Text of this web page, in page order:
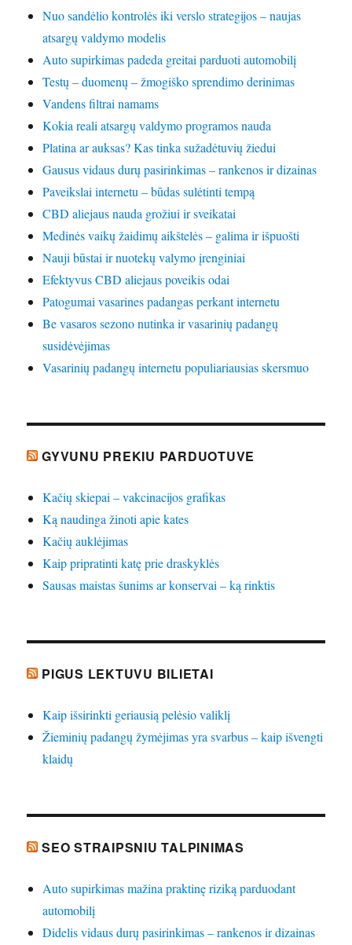
Nuo sandėlio kontrolės iki verslo strategijos – naujas
atsargų valdymo modelis
Auto supirkimas padeda greitai parduoti automobilį
Testų – duomenų – žmogiško sprendimo derinimas
Vandens filtrai namams
Kokia reali atsargų valdymo programos nauda
Platina ar auksas? Kas tinka sužadėtuvių žiedui
Gausus vidaus durų pasirinkimas – rankenos ir dizainas
Paveikslai internetu – būdas sulėtinti tempą
CBD aliejaus nauda grožiui ir sveikatai
Medinės vaikų žaidimų aikštelės – galima ir išpuošti
Nauji būstai ir nuotekų valymo įrenginiai
Efektyvus CBD aliejaus poveikis odai
Patogumai vasarines padangas perkant internetu
Be vasaros sezono nutinka ir vasarinių padangų
susidėvėjimas
Vasarinių padangų internetu populiariausias skersmuo
GYVUNU PREKIU PARDUOTUVE
Kačių skiepai – vakcinacijos grafikas
Ką naudinga žinoti apie kates
Kačių auklėjimas
Kaip pripratinti katę prie draskyklės
Sausas maistas šunims ar konservai – ką rinktis
PIGUS LEKTUVU BILIETAI
Kaip išsirinkti geriausią pelėsio valiklį
Žieminių padangų žymėjimas yra svarbus – kaip išvengti
klaidų
SEO STRAIPSNIU TALPINIMAS
Auto supirkimas mažina praktinę riziką parduodant
automobilį
Didelis vidaus durų pasirinkimas – rankenos ir dizainas